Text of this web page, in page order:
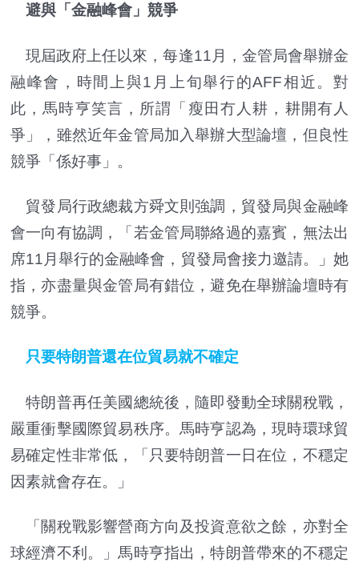
避與「金融峰會」競爭
現屆政府上任以來，每逢11月，金管局會舉辦金
融峰會，時間上與1月上旬舉行的AFF相近。對
此，馬時亨笑言，所謂「瘦田冇人耕，耕開有人
爭」，雖然近年金管局加入舉辦大型論壇，但良性
競爭「係好事」。
貿發局行政總裁方舜文則強調，貿發局與金融峰
會一向有協調，「若金管局聯絡過的嘉賓，無法出
席11月舉行的金融峰會，貿發局會接力邀請。」她
指，亦盡量與金管局有錯位，避免在舉辦論壇時有
競爭。
只要特朗普還在位貿易就不確定
特朗普再任美國總統後，隨即發動全球關稅戰，
嚴重衝擊國際貿易秩序。馬時亨認為，現時環球貿
易確定性非常低，「只要特朗普一日在位，不穩定
因素就會存在。」
「關稅戰影響營商方向及投資意欲之餘，亦對全
球經濟不利。」馬時亨指出，特朗普帶來的不穩定